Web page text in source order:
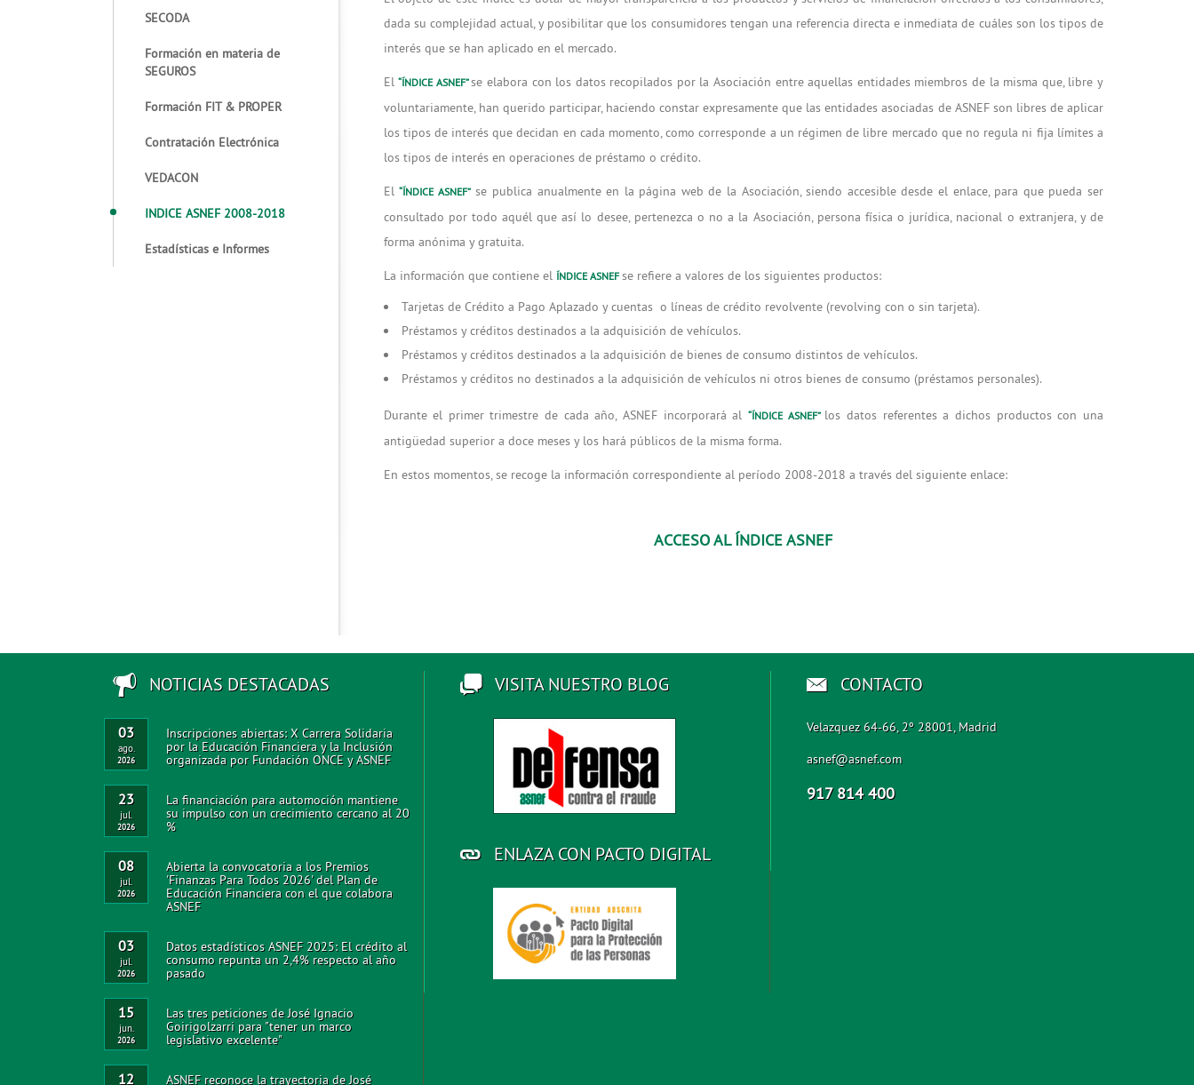
SECODA
Formación en materia de
SEGUROS
Formación FIT & PROPER
Contratación Electrónica
VEDACON
INDICE ASNEF 2008-2018
Estadísticas e Informes
dada su complejidad actual, y posibilitar que los consumidores tengan una referencia directa e inmediata de cuáles son los tipos de
interés que se han aplicado en el mercado.
El“ÍNDICE ASNEF”se elabora con los datos recopilados por la Asociación entre aquellas entidades miembros de la misma que, libre y
voluntariamente, han querido participar, haciendo constar expresamente que las entidades asociadas de ASNEF son libres de aplicar
los tipos de interés que decidan en cada momento, como corresponde a un régimen de libre mercado que no regula ni fija límites a
los tipos de interés en operaciones de préstamo o crédito.
El“ÍNDICE ASNEF”se publica anualmente en la página web de la Asociación, siendo accesible desde el enlace, para que pueda ser
consultado por todo aquél que así lo desee, pertenezca o no a la Asociación, persona física o jurídica, nacional o extranjera, y de
forma anónima y gratuita.
La información que contiene el ÍNDICE ASNEF se refiere a valores de los siguientes productos:
Tarjetas de Crédito a Pago Aplazado y cuentas o líneas de crédito revolvente (revolving con o sin tarjeta).
Préstamos y créditos destinados a la adquisición de vehículos.
Préstamos y créditos destinados a la adquisición de bienes de consumo distintos de vehículos.
Préstamos y créditos no destinados a la adquisición de vehículos ni otros bienes de consumo (préstamos personales).
Durante el primer trimestre de cada año, ASNEF incorporará al“ÍNDICE ASNEF” los datos referentes a dichos productos con una
antigüedad superior a doce meses y los hará públicos de la misma forma.
En estos momentos, se recoge la información correspondiente al período 2008-2018 a través del siguiente enlace:
ACCESO AL ÍNDICE ASNEF
NOTICIAS DESTACADAS
03
ago.
2026
Inscripciones abiertas: X Carrera Solidaria
por la Educación Financiera y la Inclusión
organizada por Fundación ONCE y ASNEF
23
jul.
2026
La financiación para automoción mantiene
su impulso con un crecimiento cercano al 20
%
08
jul.
2026
Abierta la convocatoria a los Premios
'Finanzas Para Todos 2026' del Plan de
Educación Financiera con el que colabora
ASNEF
03
jul.
2026
Datos estadísticos ASNEF 2025: El crédito al
consumo repunta un 2,4% respecto al año
pasado
15
jun.
2026
Las tres peticiones de José Ignacio
Goirigolzarri para "tener un marco
legislativo excelente"
12 ASNEF reconoce la trayectoria de José
VISITA NUESTRO BLOG
ENLAZA CON PACTO DIGITAL
CONTACTO
Velazquez 64-66, 2º 28001, Madrid
asnef@asnef.com
917 814 400